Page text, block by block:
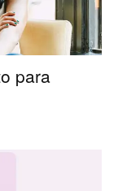
para